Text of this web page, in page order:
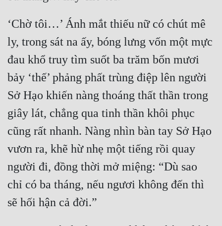
‘Chờ tôi…’ Ánh mắt thiếu nữ có chút mê
ly, trong sát na ấy, bóng lưng vốn một mực
đau khổ truy tìm suốt ba trăm bốn mươi
bảy ‘thế’ phảng phất trùng điệp lên người
Sở Hạo khiến nàng thoáng thất thần trong
giây lát, chẳng qua tinh thần khôi phục
cũng rất nhanh. Nàng nhìn bàn tay Sở Hạo
vươn ra, khẽ hừ nhẹ một tiếng rồi quay
người đi, đồng thời mở miệng: “Dù sao
chỉ có ba tháng, nếu ngươi không đến thì